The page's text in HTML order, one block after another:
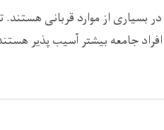
بسیاری از موارد قربانی هستند.
جامعه بیشتر آسیب پذیر